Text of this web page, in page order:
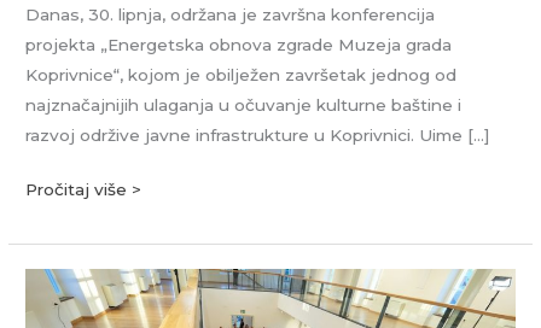
Danas, 30. lipnja, održana je završna konferencija
projekta „Energetska obnova zgrade Muzeja grada
Koprivnice“, kojom je obilježen završetak jednog od
najznačajnijih ulaganja u očuvanje kulturne baštine i
razvoj održive javne infrastrukture u Koprivnici. Uime […]
Pročitaj više >
Obnovom
sinagoge